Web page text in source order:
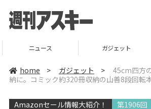
ニュース ガジェット
home > ガジェット >
45cm四方
納に。コミック約320冊収納の山善8段回転
Amazonセール情報大紹介！ 第1906回